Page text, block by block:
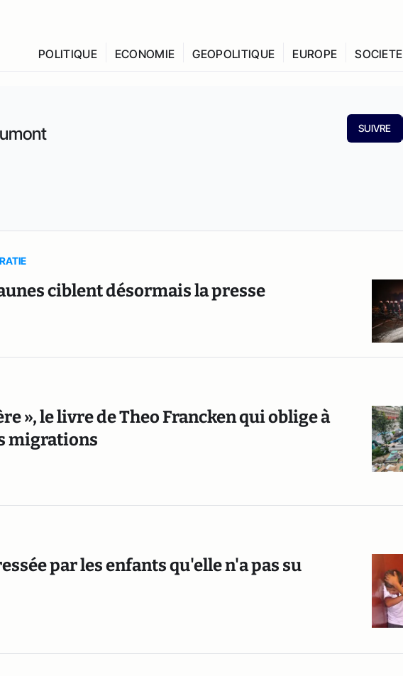
POLITIQUE ECONOMIE GEOPOLITIQUE EUROPE SOCIETE
SUIVRE
ciblent désormais la presse
», le livre de Theo Francken qui oblige à
migrations
par les enfants qu'elle n'a pas su